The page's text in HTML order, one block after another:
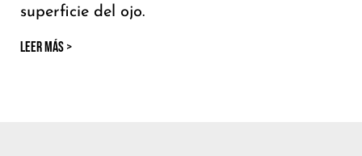
superficie del ojo.
LEER MÁS >